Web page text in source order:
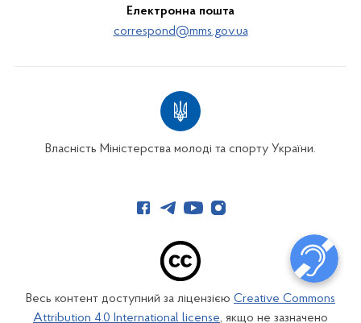
Електронна пошта
correspond@mms.gov.ua
Власність Міністерства молоді та спорту України.
Весь контент доступний за ліцензією Creative Commons
Attribution 4.0 International license, якщо не зазначено